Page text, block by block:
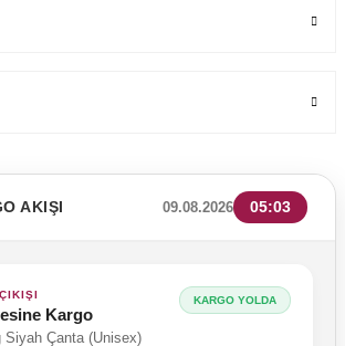
AKIŞI 09.08.2026 05:03
Kargo
Siyah Çanta (Unisex)
KARGO YOLDA